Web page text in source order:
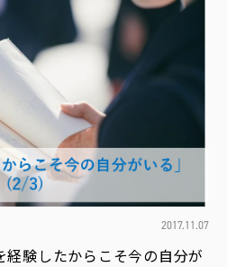
2017.11.07
経験したからこそ今の自分が